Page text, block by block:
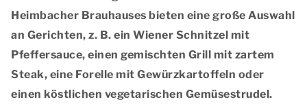
Heimbacher Brauhauses bieten eine große Auswahl
an Gerichten, z. B. ein Wiener Schnitzel mit
Pfeffersauce, einen gemischten Grill mit zartem
Steak, eine Forelle mit Gewürzkartoffeln oder
einen köstlichen vegetarischen Gemüsestrudel.